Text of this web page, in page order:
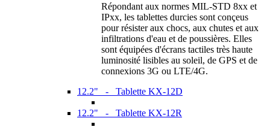
Répondant aux normes MIL-STD 8xx et
IPxx, les tablettes durcies sont conçeus
pour résister aux chocs, aux chutes et aux
infiltrations d'eau et de poussières. Elles
sont équipées d'écrans tactiles très haute
luminosité lisibles au soleil, de GPS et de
connexions 3G ou LTE/4G.
12.2" - Tablette KX-12D
12.2" - Tablette KX-12R